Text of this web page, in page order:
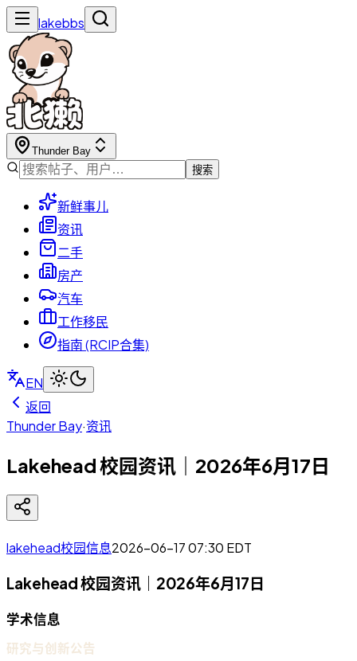
lakebbs
Thunder Bay
搜索
新鲜事儿
资讯
二手
房产
汽车
工作移民
指南 (RCIP合集)
EN
返回
Thunder Bay·资讯
Lakehead 校园资讯｜2026年6月17日
lakehead校园信息2026-06-17 07:30 EDT
Lakehead 校园资讯｜2026年6月17日
学术信息
研究与创新公告